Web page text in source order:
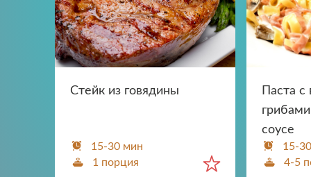
Стейк из говядины
15-30 мин
1 порция
Паста с
соусе
15-
4-5